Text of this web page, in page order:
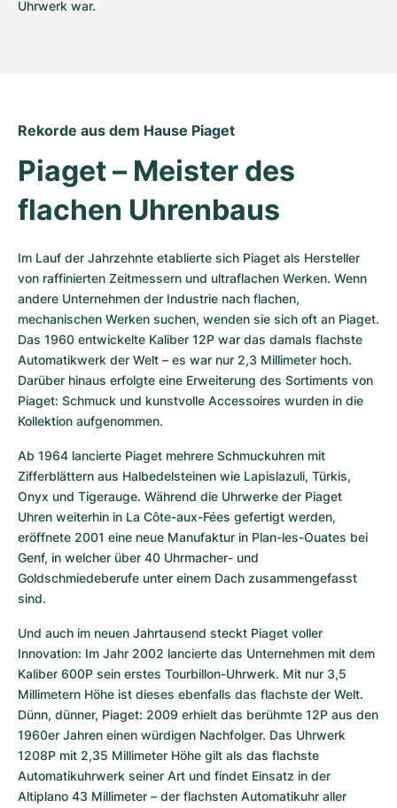
Uhrwerk war.
Rekorde aus dem Hause Piaget
Piaget – Meister des
flachen Uhrenbaus
Im Lauf der Jahrzehnte etablierte sich Piaget als Hersteller
von raffinierten Zeitmessern und ultraflachen Werken. Wenn
andere Unternehmen der Industrie nach flachen,
mechanischen Werken suchen, wenden sie sich oft an Piaget.
Das 1960 entwickelte Kaliber 12P war das damals flachste
Automatikwerk der Welt – es war nur 2,3 Millimeter hoch.
Darüber hinaus erfolgte eine Erweiterung des Sortiments von
Piaget: Schmuck und kunstvolle Accessoires wurden in die
Kollektion aufgenommen.
Ab 1964 lancierte Piaget mehrere Schmuckuhren mit
Zifferblättern aus Halbedelsteinen wie Lapislazuli, Türkis,
Onyx und Tigerauge. Während die Uhrwerke der Piaget
Uhren weiterhin in La Côte-aux-Fées gefertigt werden,
eröffnete 2001 eine neue Manufaktur in Plan-les-Ouates bei
Genf, in welcher über 40 Uhrmacher- und
Goldschmiedeberufe unter einem Dach zusammengefasst
sind.
Und auch im neuen Jahrtausend steckt Piaget voller
Innovation: Im Jahr 2002 lancierte das Unternehmen mit dem
Kaliber 600P sein erstes Tourbillon-Uhrwerk. Mit nur 3,5
Millimetern Höhe ist dieses ebenfalls das flachste der Welt.
Dünn, dünner, Piaget: 2009 erhielt das berühmte 12P aus den
1960er Jahren einen würdigen Nachfolger. Das Uhrwerk
1208P mit 2,35 Millimeter Höhe gilt als das flachste
Automatikuhrwerk seiner Art und findet Einsatz in der
Altiplano 43 Millimeter – der flachsten Automatikuhr aller